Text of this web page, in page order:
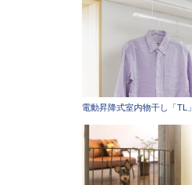
電動昇降式室内物干し「TL」